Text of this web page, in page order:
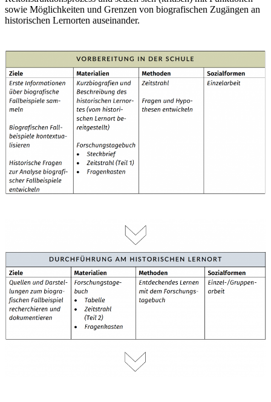
sowie Möglichkeiten und Grenzen von biografischen Zugängen an
historischen Lernorten auseinander.